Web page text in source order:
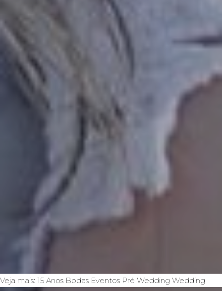
Veja mais: 15 Anos Bodas Eventos Pré Wedding Wedding